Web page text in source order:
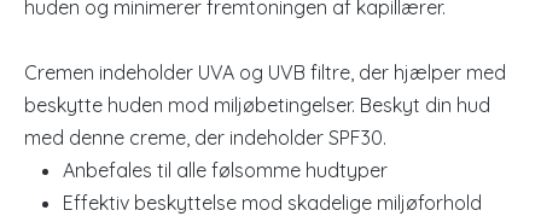
huden og minimerer fremtoningen af kapillærer.
Cremen indeholder UVA og UVB filtre, der hjælper med
beskytte huden mod miljøbetingelser. Beskyt din hud
med denne creme, der indeholder SPF30.
Anbefales til alle følsomme hudtyper
Effektiv beskyttelse mod skadelige miljøforhold